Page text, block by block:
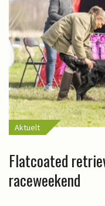
Aktuelt
Flatcoated
raceweekend